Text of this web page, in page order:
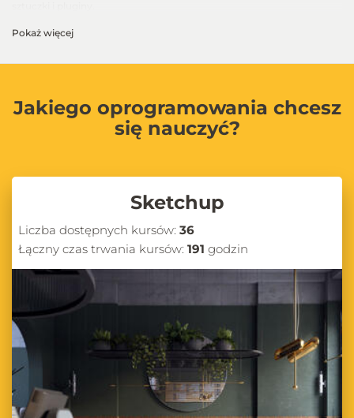
Pokaż więcej
Jakiego oprogramowania chcesz
się nauczyć?
Sketchup
Liczba dostępnych kursów: 36
Łączny czas trwania kursów: 191 godzin